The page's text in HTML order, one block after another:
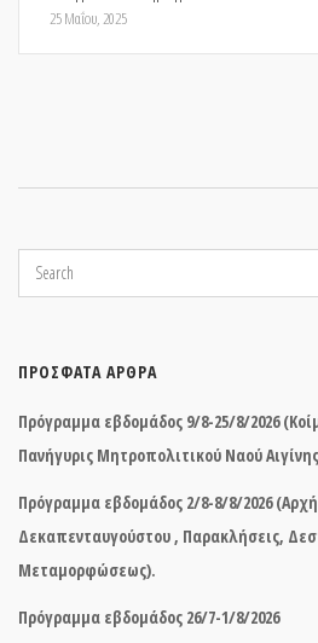
25 Μαΐου, 2025
ΠΡΌΣΦΑΤΑ ΆΡΘΡΑ
Πρόγραμμα εβδομάδος 9/8-25/8/2026
Πανήγυρις Μητροπολιτικού Ναού
Πρόγραμμα εβδομάδος 2/8-8/8/2026
Δεκαπενταυγούστου , Παρακλήσεις,
Μεταμορφώσεως).
Πρόγραμμα εβδομάδος 26/7-1/8/2026